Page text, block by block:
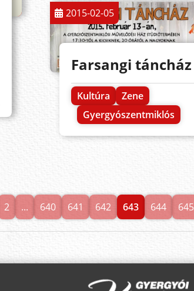
2015-02-05
Farsangi táncház
Kultúra
Zene
Gyergyószentmiklós
2 ... 640 641 642 643 644 645